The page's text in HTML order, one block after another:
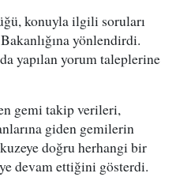
konuyla ilgili soruları
yönlendirdi.
yapılan yorum taleplerine
gemi takip verileri,
giden gemilerin
doğru herhangi bir
devam ettiğini gösterdi.